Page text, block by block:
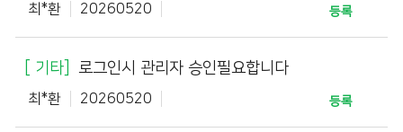
최*환 등록
20260520
기타 로그인시 관리자 승인필요합니다
최*환 등록
20260520